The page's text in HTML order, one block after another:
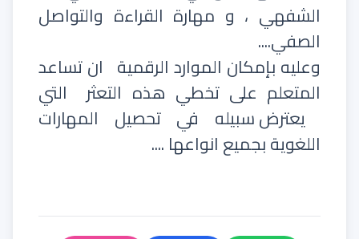
الشفهي ، و مهارة القراءة والتواصل
الصفي....
وعليه بإمكان الموارد الرقمية ان تساعد
المتعلم على تخطي هذه التعثر
التي
يعترض سبيله في تحصيل المهارات
اللغوية بجميع انواعها ....